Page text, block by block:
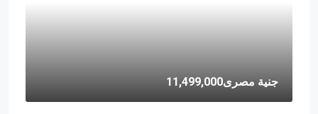
جنية مصرى11,499,000